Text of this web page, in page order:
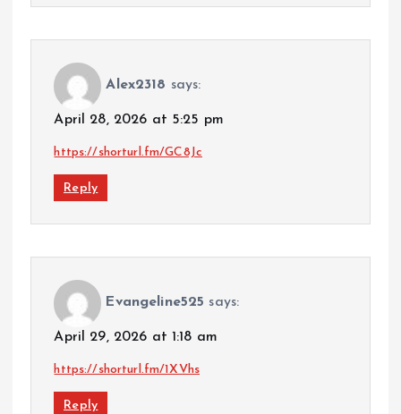
Alex2318 says:
April 28, 2026 at 5:25 pm
https://shorturl.fm/GC8Jc
Reply
Evangeline525 says:
April 29, 2026 at 1:18 am
https://shorturl.fm/1XVhs
Reply